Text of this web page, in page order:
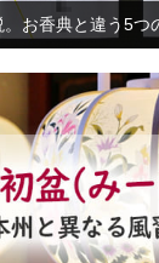
お香典と違う5つ